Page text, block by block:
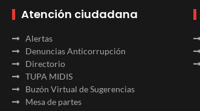
Atención ciudadana
Alertas
Denuncias Anticorrupción
Directorio
TUPA MIDIS
Buzón Virtual de Sugerencias
Mesa de partes